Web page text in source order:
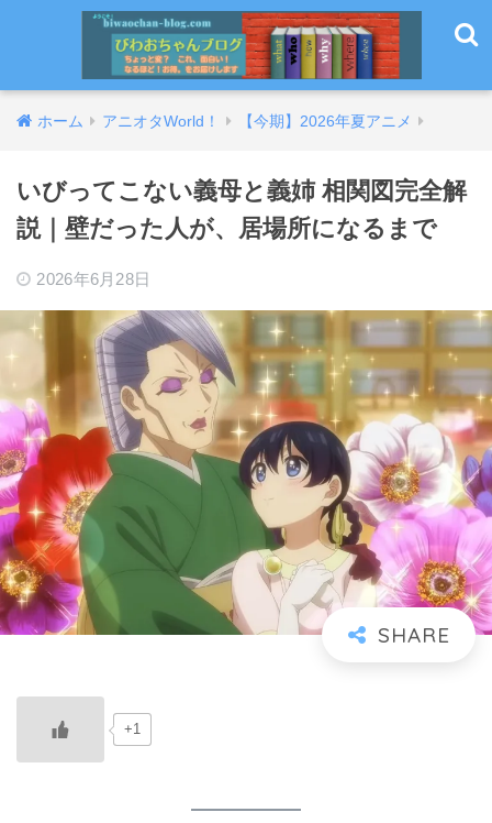
ホーム アニオタWorld！ 【今期】2026年夏アニメ
いびってこない義母と義姉 相関図完全解
説｜壁だった人が、居場所になるまで
2026年6月28日
+1